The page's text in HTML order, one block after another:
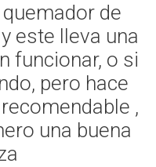
de
este lleva una
funcionar, o si
pero hace
,
una buena